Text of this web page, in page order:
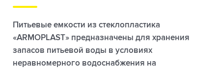
Питьевые емкости из стеклопластика
«ARMOPLAST» предназначены для хранения
запасов питьевой воды в условиях
неравномерного водоснабжения на